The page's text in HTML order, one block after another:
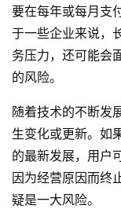
要在每年或每月支
于一些企业来说，
务压力，还可能会
的风险。
随着技术的不断发
生变化或更新。如
的最新发展，用户
因为经营原因而终
疑是一大风险。